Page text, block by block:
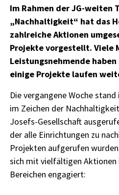
Im Rahmen der JG-weiten
„Nachhaltigkeit“ hat das
zahlreiche Aktionen
Projekte vorgestellt. Viele
Leistungsnehmende
einige Projekte laufen
Die vergangene Woche
im Zeichen der
Josefs-Gesellschaft
der alle Einrichtungen zu
Projekten aufgerufen
sich mit vielfältigen Aktionen
Bereichen engagiert: